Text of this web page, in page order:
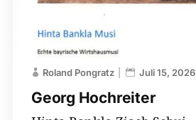
Georg Hochreiter
Roland Pongratz Juli 15, 2026